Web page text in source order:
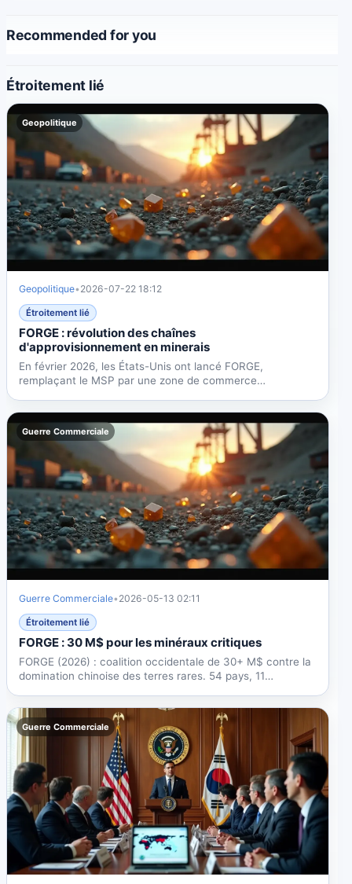
Recommended for you
Étroitement lié
Geopolitique
Geopolitique• 2026-07-22 18:12
Étroitement lié
FORGE : révolution des chaînes
d'approvisionnement en minerais
En février 2026, les États-Unis ont lancé FORGE,
remplaçant le MSP par une zone de commerce
Guerre Commerciale
Guerre Commerciale• 2026-05-13 02:11
Étroitement lié
FORGE : 30 M$ pour les minéraux critiques
FORGE (2026) : coalition occidentale de 30+ M$ contre la
domination chinoise des terres rares. 54 pays, 11
Guerre Commerciale